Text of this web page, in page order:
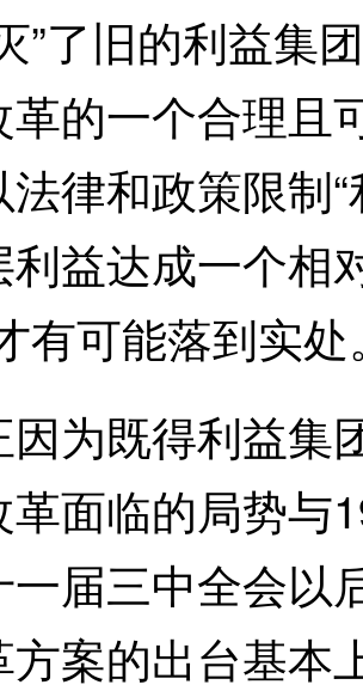
”了旧的利益集
革的一个合理且
法律和政策限制
益达成一个相
有可能落到实处
既得利益集
革面临的局势与
一届三中全会以
案的出台基本